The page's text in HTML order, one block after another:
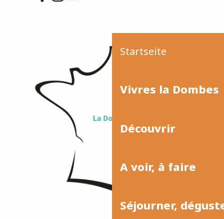
Startseite
Vivres la Dombes
Découvrir
A voir, à faire
Séjourner,